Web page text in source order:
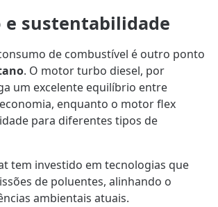
e sustentabilidade
de combustível é outro ponto
. O motor turbo diesel, por
um excelente equilíbrio entre
enquanto o motor flex
para diferentes tipos de
tem investido em tecnologias que
de poluentes, alinhando o
ambientais atuais.